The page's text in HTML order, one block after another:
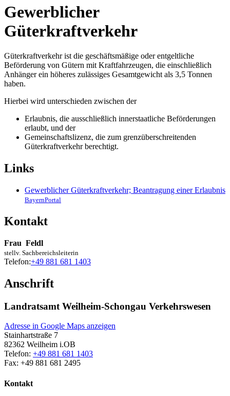
Gewerblicher
Güterkraftverkehr
Güterkraftverkehr ist die geschäftsmäßige oder entgeltliche
Beförderung von Gütern mit Kraftfahrzeugen, die einschließlich
Anhänger ein höheres zulässiges Gesamtgewicht als 3,5 Tonnen
haben.
Hierbei wird unterschieden zwischen der
Erlaubnis, die ausschließlich innerstaatliche Beförderungen
erlaubt, und der
Gemeinschaftslizenz, die zum grenzüberschreitenden
Güterkraftverkehr berechtigt.
Links
Gewerblicher Güterkraftverkehr; Beantragung einer Erlaubnis
BayernPortal
Kontakt
Frau Feldl
stellv. Sachbereichsleiterin
Telefon:+49 881 681 1403
Anschrift
Landratsamt Weilheim-Schongau Verkehrswesen
Adresse in Google Maps anzeigen
Stainhartstraße 7
82362 Weilheim i.OB
Telefon: +49 881 681 1403
Fax: +49 881 681 2495
Kontakt